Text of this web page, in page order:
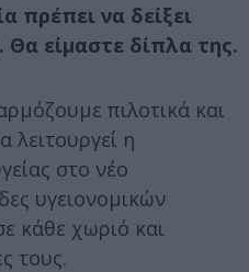
πρέπει να δείξει
Θα είμαστε δίπλα της.
πιλοτικά και
η
στο νέο
υγειονομικών
κάθε χωριό και
τους.